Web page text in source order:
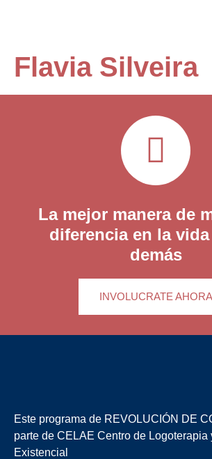
Flavia Silveira
La mejor manera de
diferencia en la
demás
INVOLUCRATE AHORA
Este programa de REVOLUCIÓN DE
parte de CELAE Centro de Logoterapia
Existencial